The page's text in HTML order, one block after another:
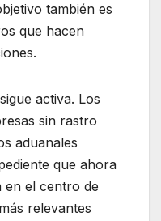
también es
que hacen
activa. Los
sin rastro
aduanales
que ahora
en el centro de
relevantes